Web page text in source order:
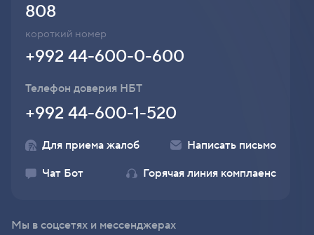
короткий номер
808
+992 44-600-0-600
Телефон доверия НБТ
+992 44-600-1-520
Для приема жалоб
Написать письмо
Чат Бот
Горячая линия комплаенс
Мы в соцсетях и мессенджерах